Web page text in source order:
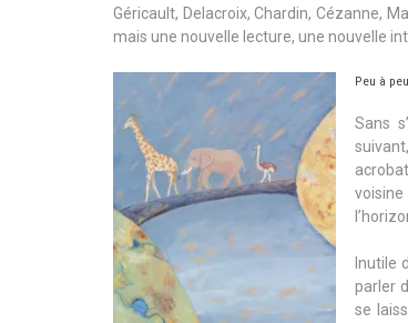
Géricault, Delacroix, Chardin, Cézanne,
mais une nouvelle lecture, une nouvelle
Peu à
Sans
Inutile
parler
se